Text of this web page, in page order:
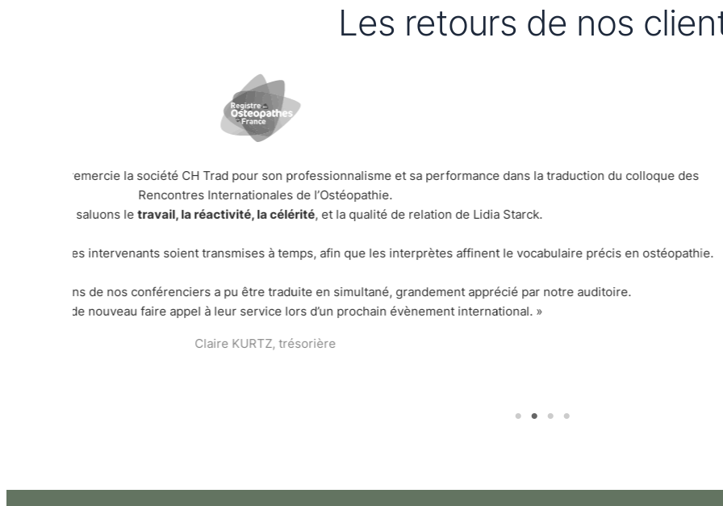
Les retours de nos
« Je tenais à vous faire un retour sur la mission d’interprétation pour vous dire à quel point nous sommes
interprète exceptionnel.
La certification des semences est un sujet difficile à interpréter, à cause de sa terminologie très particulière.
Il arrivait parfois aux intervenants d’oublier la présence de l’interprète et de parler sans faire de pauses –
, à tel point que l’on se demande s’il ne veut pas venir